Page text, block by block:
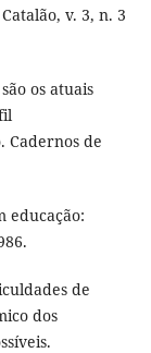
v. 3, n. 3
os atuais
Cadernos de
educação:
de
dos